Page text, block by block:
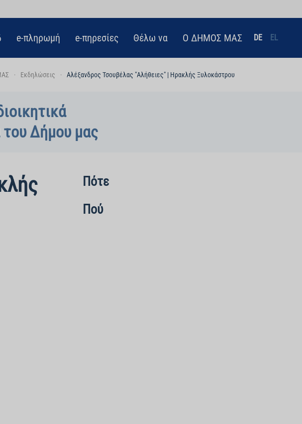
e-πληρωμή e-πηρεσίες Θέλω να Ο ΔΗΜΟΣ ΜΑΣ DE EL
Εκδηλώσεις Αλέξανδρος Τσουβέλας "Αλήθειες" | Ηρακλής Ξυλοκάστρου
του Δήμου μας
Πότε
Πού